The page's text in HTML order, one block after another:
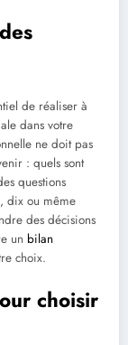
de réaliser à
dans votre
ne doit pas
: quels sont
questions
dix ou même
des décisions
un bilan
choix.
choisir